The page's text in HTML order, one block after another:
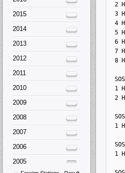
2
3
4
5
6
7
8
1
2
1
1
2015
2014
2013
2012
2011
2010
2009
2008
2007
2006
2005